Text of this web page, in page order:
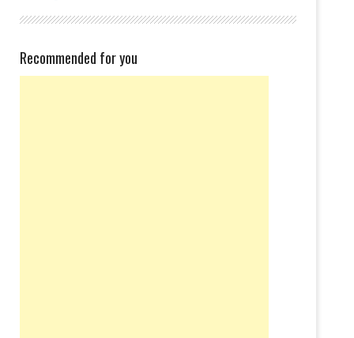
Recommended for you